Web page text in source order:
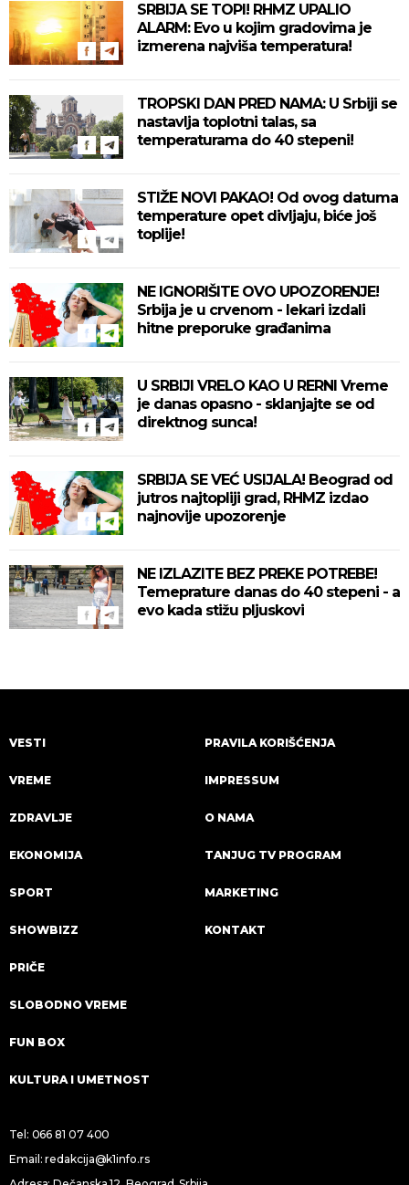
SRBIJA SE TOPI! RHMZ UPALIO
ALARM: Evo u kojim gradovima je
izmerena najviša temperatura!
TROPSKI DAN PRED NAMA: U Srbiji se
nastavlja toplotni talas, sa
temperaturama do 40 stepeni!
STIŽE NOVI PAKAO! Od ovog datuma
temperature opet divljaju, biće još
toplije!
NE IGNORIŠITE OVO UPOZORENJE!
Srbija je u crvenom - lekari izdali
hitne preporuke građanima
U SRBIJI VRELO KAO U RERNI Vreme
je danas opasno - sklanjajte se od
direktnog sunca!
SRBIJA SE VEĆ USIJALA! Beograd od
jutros najtopliji grad, RHMZ izdao
najnovije upozorenje
NE IZLAZITE BEZ PREKE POTREBE!
Temeprature danas do 40 stepeni - a
evo kada stižu pljuskovi
VESTI
VREME
ZDRAVLJE
EKONOMIJA
SPORT
SHOWBIZZ
PRIČE
SLOBODNO VREME
FUN BOX
KULTURA I UMETNOST
PRAVILA KORIŠĆENJA
IMPRESSUM
O NAMA
TANJUG TV PROGRAM
MARKETING
KONTAKT
Tel: 066 81 07 400
Email:redakcija@k1info.rs